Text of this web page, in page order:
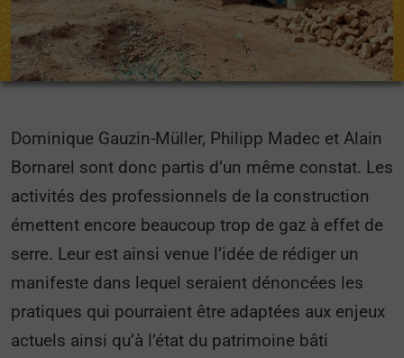
Dominique Gauzin-Müller, Philipp Madec et Alain
Bornarel sont donc partis d’un même constat. Les
activités des professionnels de la construction
émettent encore beaucoup trop de gaz à effet de
serre. Leur est ainsi venue l’idée de rédiger un
manifeste dans lequel seraient dénoncées les
pratiques qui pourraient être adaptées aux enjeux
actuels ainsi qu’à l’état du patrimoine bâti